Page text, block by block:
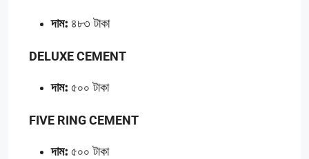
দাম: ৪৮৩ টাকা
DELUXE CEMENT
দাম: ৫০০ টাকা
FIVE RING CEMENT
দাম: ৫০০ টাকা